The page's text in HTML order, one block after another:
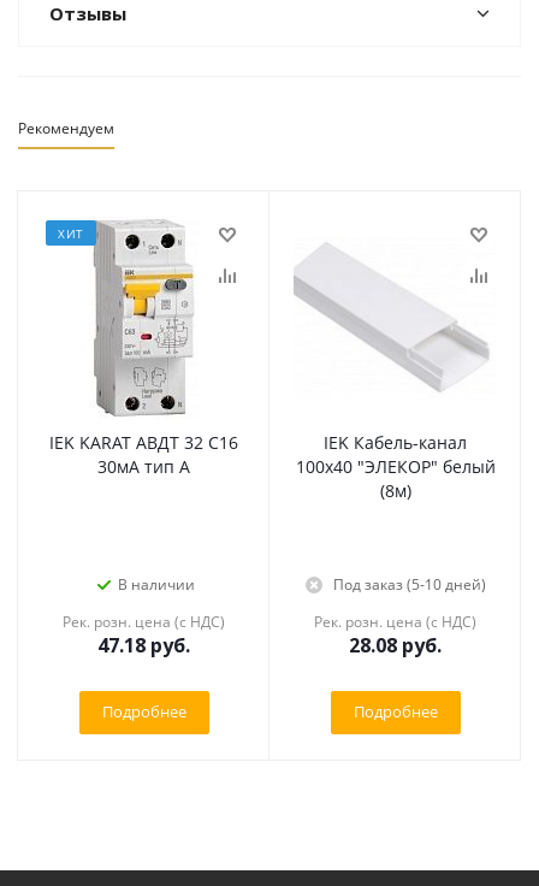
Отзывы
Рекомендуем
ХИТ
IEK KARAT АВДТ 32 C16
30мА тип A
В наличии
Рек. розн. цена (с НДС)
47.18 руб.
Подробнее
IEK Кабель-канал
100х40 "ЭЛЕКОР" белый
(8м)
Под заказ (5-10 дней)
Рек. розн. цена (с НДС)
28.08 руб.
Подробнее